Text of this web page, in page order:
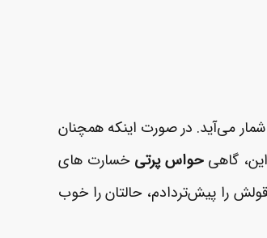
می‌آید. در صورت اینکه همچنان
این، گاهیحواس ­پرتی خسارت ­های
را پیش‌تردادم، حالتان را خوب